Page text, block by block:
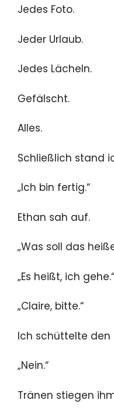
Jedes Foto.
Jeder Urlaub.
Jedes Lächeln.
Gefälscht.
Alles.
Schließlich stand
„Ich bin fertig.“
Ethan sah auf.
„Was soll das
„Es heißt, ich gehe.“
„Claire, bitte.“
Ich schüttelte den
„Nein.“
Tränen stiegen